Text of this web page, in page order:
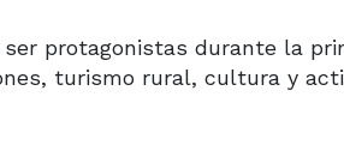
protagonistas durante la
turismo rural, cultura y